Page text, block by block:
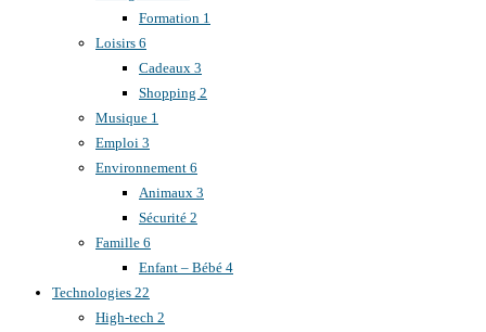
Formation 1
Loisirs 6
Cadeaux 3
Shopping 2
Musique 1
Emploi 3
Environnement 6
Animaux 3
Sécurité 2
Famille 6
Enfant – Bébé 4
Technologies 22
High-tech 2